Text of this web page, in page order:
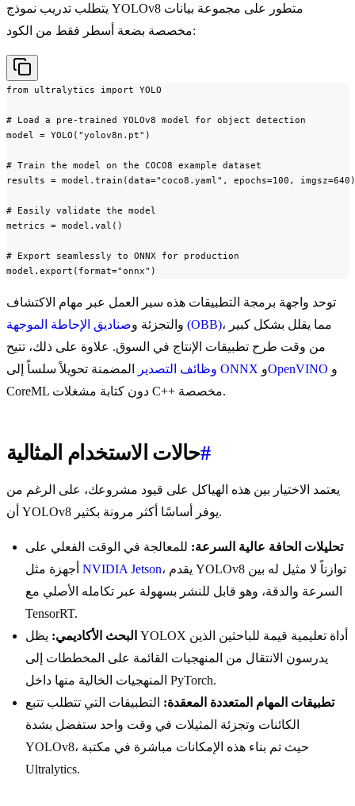
يتطلب تدريب نموذج YOLOv8 متطور على مجموعة بيانات
مخصصة بضعة أسطر فقط من الكود:
from ultralytics import YOLO
# Load a pre-trained YOLOv8 model for object detection
model = YOLO("yolov8n.pt")
# Train the model on the COCO8 example dataset
results = model.train(data="coco8.yaml", epochs=100, imgsz=640)
# Easily validate the model
metrics = model.val()
# Export seamlessly to ONNX for production
model.export(format="onnx")
توحد واجهة برمجة التطبيقات هذه سير العمل عبر مهام الاكتشاف
والتجزئة و صناديق الإحاطة الموجهة (OBB)، مما يقلل بشكل كبير
من وقت طرح تطبيقات الإنتاج في السوق. علاوة على ذلك، تتيح
وظائف التصدير ONNX وOpenVINO
CoreML دون كتابة مشغلات C++ مخصصة.
حالات الاستخدام المثالية#
يعتمد الاختيار بين هذه الهياكل على قيود مشروعك، على الرغم من
أن YOLOv8 يوفر أساسًا أكثر مرونة بكثير.
تحليلات الحافة عالية السرعة: للمعالجة في الوقت الفعلي على
NVIDIA Jetson، يقدم YOLOv8 توازناً لا مثيل له بين
السرعة والدقة، وهو قابل للنشر بسهولة عبر تكامله الأصلي مع
TensorRT.
البحث الأكاديمي: يظل YOLOX أداة تعليمية قيمة للباحثين الذين
يدرسون الانتقال من المنهجيات القائمة على المخططات إلى
المنهجيات الخالية منها داخل PyTorch.
تطبيقات المهام المتعددة المعقدة: التطبيقات التي تتطلب تتبع
الكائنات وتجزئة المثيلات في وقت واحد ستفضل بشدة
YOLOv8، حيث تم بناء هذه الإمكانات مباشرة في مكتبة
Ultralytics.